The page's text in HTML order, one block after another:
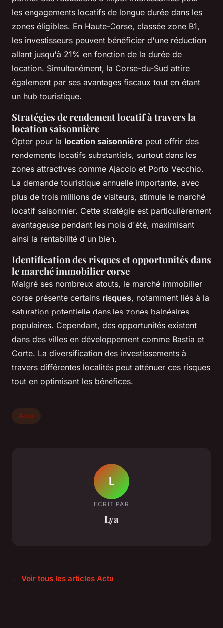
les engagements locatifs de longue durée dans les
zones éligibles. En Haute-Corse, classée zone B1,
les investisseurs peuvent bénéficier d'une réduction
allant jusqu'à 21% en fonction de la durée de
location. Simultanément, la Corse-du-Sud attire
également par ses avantages fiscaux tout en étant
un hub touristique.
Stratégies de rendement locatif à travers la
location saisonnière
Opter pour la location saisonnière peut offrir des
rendements locatifs substantiels, surtout dans les
zones attractives comme Ajaccio et Porto Vecchio.
La demande touristique annuelle importante, avec
plus de trois millions de visiteurs, stimule le marché
locatif saisonnier. Cette stratégie est particulièrement
avantageuse pendant les mois d'été, maximisant
ainsi la rentabilité d'un bien.
Identification des risques et opportunités dans
le marché immobilier corse
Malgré ses nombreux atouts, le marché immobilier
corse présente certains risques, notamment liés à la
saturation potentielle dans les zones balnéaires
populaires. Cependant, des opportunités existent
dans des villes en développement comme Bastia et
Corte. La diversification des investissements à
travers différentes localités peut atténuer ces risques
tout en optimisant les bénéfices.
Actu
L
ECRIT PAR
Lya
← Voir tous les articles Actu